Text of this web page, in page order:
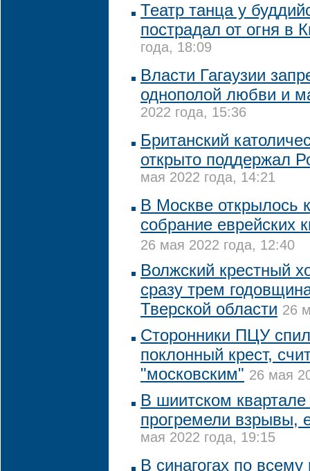
Театр танца у
пострадал от огня в
года, 18:09
Власти Гагаузии
однополой любви и
2022 года, 15:36
Британский
открыто поддержал
мая 2022 года, 14:21
В Москве открылось
собрание еврейских
26 мая 2022 года, 12:40
Волжский крестный
сразу трем
Тверской области 26
Сторонники ПЦУ
поклонный крест,
"московским" 26 мая
В шиитском
прогремели взрывы,
мая 2022 года, 19:15
В синагогах по